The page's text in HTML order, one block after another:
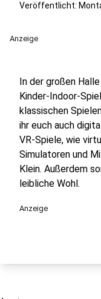
Veröffentlicht:
Anzeige
In der großen
Kinder-Indoor-
klassischen
ihr euch auch
VR-Spiele, wie
Simulatoren und
Klein. Außerdem
leibliche Wohl.
Anzeige